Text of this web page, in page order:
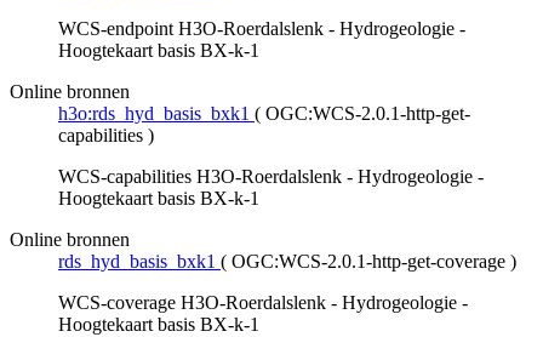
WCS-endpoint H3O-Roerdalslenk - Hydrogeologie -
Hoogtekaart basis BX-k-1
Online bronnen
h3o:rds_hyd_basis_bxk1 ( OGC:WCS-2.0.1-http-get-
capabilities )
WCS-capabilities H3O-Roerdalslenk - Hydrogeologie -
Hoogtekaart basis BX-k-1
Online bronnen
rds_hyd_basis_bxk1 ( OGC:WCS-2.0.1-http-get-coverage )
WCS-coverage H3O-Roerdalslenk - Hydrogeologie -
Hoogtekaart basis BX-k-1